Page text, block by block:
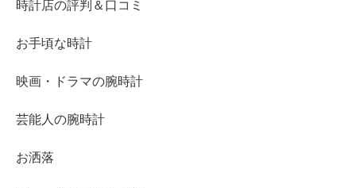
時計店の評判＆口コミ
お手頃な時計
映画・ドラマの腕時計
芸能人の腕時計
お洒落